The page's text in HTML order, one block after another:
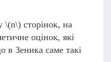
\(n\) сторінок, на
оцінок, які
в Зеника саме такі